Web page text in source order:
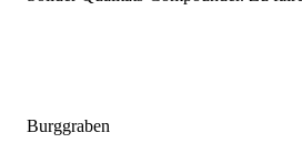
Burggraben